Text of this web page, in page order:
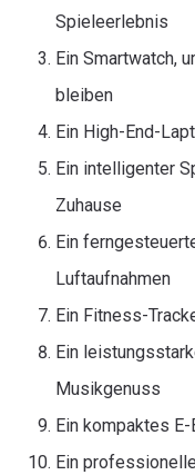
Spieleerlebnis
Ein Smartwatch,
bleiben
Ein High-End-
Ein intelligenter
Zuhause
Ein
Luftaufnahmen
Ein Fitness-
Ein
Musikgenuss
Ein kompaktes
Ein